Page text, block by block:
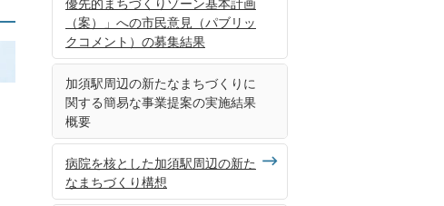
優先的まちづくりゾーン基本計画
（案）」への市民意見（パブリッ
クコメント）の募集結果
加須駅周辺の新たなまちづくりに
関する簡易な事業提案の実施結果
概要
病院を核とした加須駅周辺の新た
なまちづくり構想